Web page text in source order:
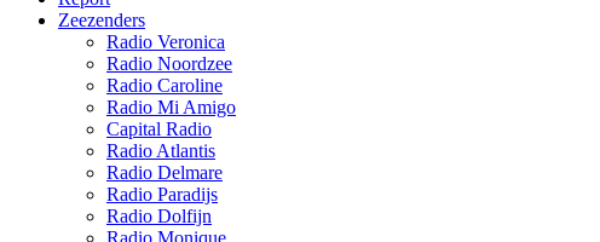
Zeezenders
Radio Veronica
Radio Noordzee
Radio Caroline
Radio Mi Amigo
Capital Radio
Radio Atlantis
Radio Delmare
Radio Paradijs
Radio Dolfijn
Radio Monique